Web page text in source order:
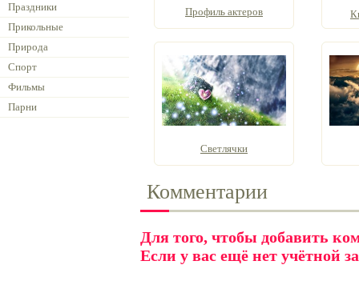
Праздники
Прикольные
Природа
Спорт
Фильмы
Парни
Профиль актеров
Светлячки
Комментарии
Для того, чтобы добавить
Если у вас ещё нет учётной